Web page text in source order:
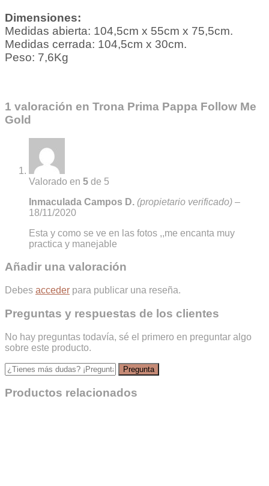
Dimensiones:
Medidas abierta: 104,5cm x 55cm x 75,5cm.
Medidas cerrada: 104,5cm x 30cm.
Peso: 7,6Kg
1 valoración en Trona Prima Pappa Follow Me
Gold
Valorado en 5 de 5
Inmaculada Campos D. (propietario verificado) –
18/11/2020
Esta y como se ve en las fotos ,,me encanta muy
practica y manejable
Añadir una valoración
Debes acceder para publicar una reseña.
Preguntas y respuestas de los clientes
No hay preguntas todavía, sé el primero en preguntar algo
sobre este producto.
Productos relacionados